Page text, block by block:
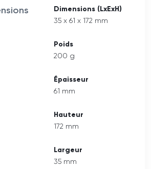
Dimensions (LxExH)
35 x 61 x 172 mm
Poids
200 g
Épaisseur
61 mm
Hauteur
172 mm
Largeur
35 mm